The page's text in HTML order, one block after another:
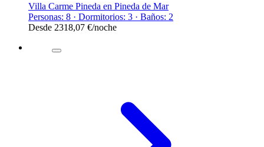
Villa Carme Pineda en Pineda de Mar
Personas: 8 · Dormitorios: 3 · Baños: 2
Desde 2318,07 €/noche